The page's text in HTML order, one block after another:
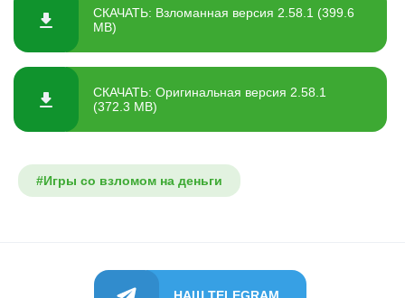
СКАЧАТЬ: Взломанная версия 2.58.1 (399.6
MB)
СКАЧАТЬ: Оригинальная версия 2.58.1
(372.3 MB)
#Игры со взломом на деньги